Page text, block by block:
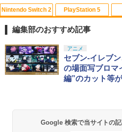
1
U.C.ガンダ
動戦士ガン
y】 [ 古谷徹 ]
￥3,344
Nintendo Switch 2
1
スプラトゥ
コード版
￥5,832
スプラトゥ
PlayStation 5
1
PlayStation
日本語専用
ese only
￥55,000
Beast of
プロダクト
1
【純正品】
ラー + USB-
￥8,300
2
【純正品】
ラー (ロボッ
1
【
第三章 蛇神
ナル三方背
(オリジナル
カー特典:【
編集部のおすすめ記事
アニメ
セブン-イレブ
の場面写ブロマ
編”のカット等
Google 検索で当サイトの